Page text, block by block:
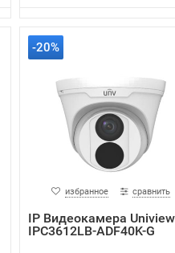
-20%
избранное сравнить
IP Видеокамера Uniview
IPC3612LB-ADF40K-G